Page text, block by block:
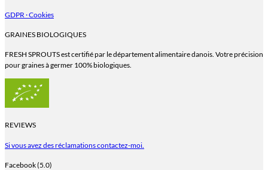
GDPR · Cookies
GRAINES BIOLOGIQUES
FRESH SPROUTS est certifié par le département alimentaire danois. Votre précision
pour graines à germer 100% biologiques.
REVIEWS
Si vous avez des réclamations contactez-moi.
Facebook (5.0)